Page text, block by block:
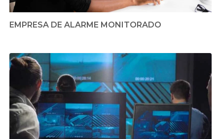
EMPRESA DE ALARME MONITORADO